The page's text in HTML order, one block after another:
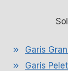
Garis
Garis